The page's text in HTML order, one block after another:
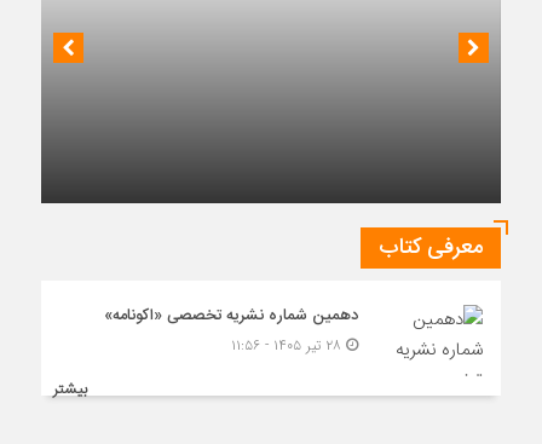
معرفی کتاب
دهمین شماره نشریه تخصصی «اکونامه»
بیشتر